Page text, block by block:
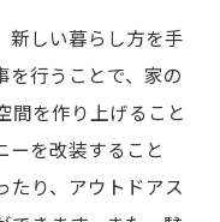
新しい暮らし方を手
を行うことで、家の
間を作り上げること
ーを改装すること
たり、アウトドアス